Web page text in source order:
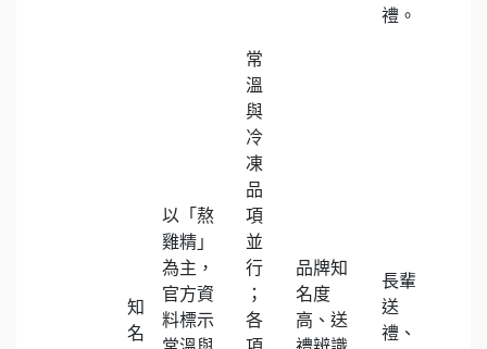
禮。
知
名
以「熬
雞精」
為主，
官方資
料標示
常
溫
與
冷
凍
品
項
並
行
；
各
品牌知
名度
高、送
長輩
送
禮、